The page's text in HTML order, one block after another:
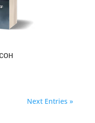
Next Entries »